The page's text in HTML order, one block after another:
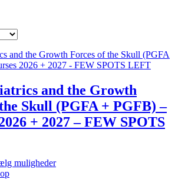
and the Growth
Skull (PGFA + PGFB) –
+ 2027 – FEW SPOTS
mulighederDette